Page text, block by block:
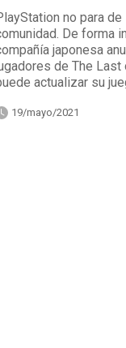
no para
De forma
japonesa
de The
actualizar su
19/mayo/2021